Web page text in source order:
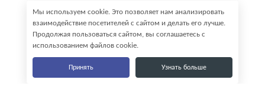
Мы используем cookie. Это позволяет нам анализировать
взаимодействие посетителей с сайтом и делать его лучше.
Продолжая пользоваться сайтом, вы соглашаетесь с
использованием файлов cookie.
Принять Узнать больше